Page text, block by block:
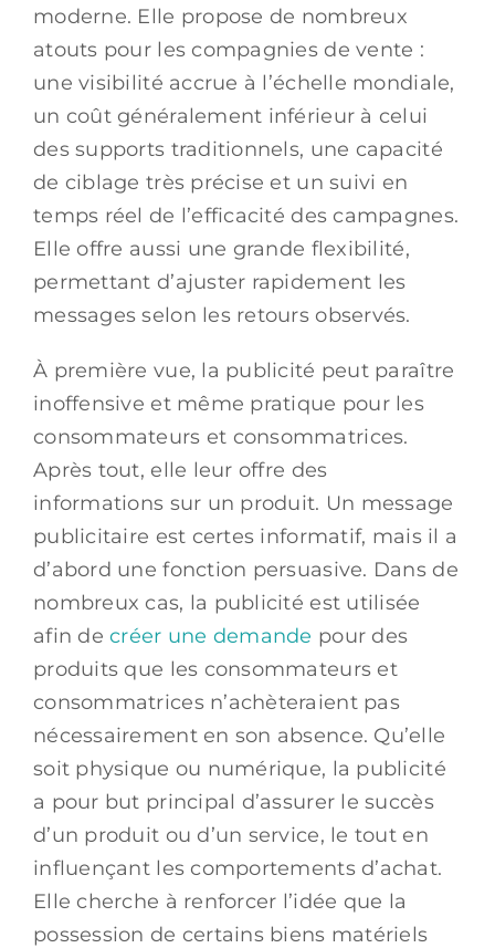
moderne. Elle propose de nombreux
atouts pour les compagnies de vente :
une visibilité accrue à l’échelle mondiale,
un coût généralement inférieur à celui
des supports traditionnels, une capacité
de ciblage très précise et un suivi en
temps réel de l’efficacité des campagnes.
Elle offre aussi une grande flexibilité,
permettant d’ajuster rapidement les
messages selon les retours observés.
À première vue, la publicité peut paraître
inoffensive et même pratique pour les
consommateurs et consommatrices.
Après tout, elle leur offre des
informations sur un produit. Un message
publicitaire est certes informatif, mais il a
d’abord une fonction persuasive. Dans de
nombreux cas, la publicité est utilisée
afin decréer une demande pour des
produits que les consommateurs et
consommatrices n’achèteraient pas
nécessairement en son absence. Qu’elle
soit physique ou numérique, la publicité
a pour but principal d’assurer le succès
d’un produit ou d’un service, le tout en
influençant les comportements d’achat.
Elle cherche à renforcer l’idée que la
possession de certains biens matériels